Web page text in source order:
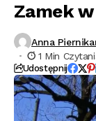
Zamek
Anna
1 Min
Udostępnij